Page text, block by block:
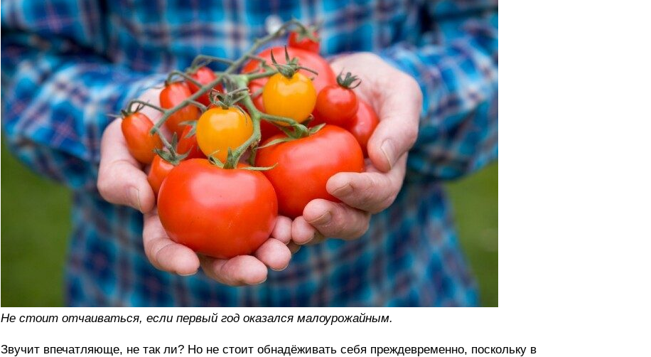
Не стоит отчаиваться, если первый год оказался малоурожайным.
Звучит впечатляюще, не так ли? Но не стоит обнадёживать себя преждевременно, поскольку в